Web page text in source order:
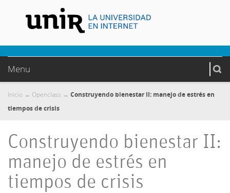
Menu
Inicio → Openclass → Construyendo bienestar II: manejo de estrés en
tiempos de crisis
Construyendo bienestar II:
manejo de estrés en
tiempos de crisis